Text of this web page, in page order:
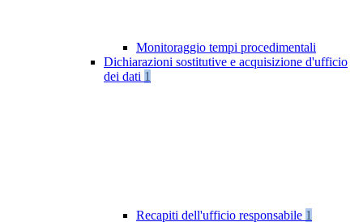
Monitoraggio tempi procedimentali
Dichiarazioni sostitutive e acquisizione d'ufficio
dei dati 1
Recapiti dell'ufficio responsabile 1